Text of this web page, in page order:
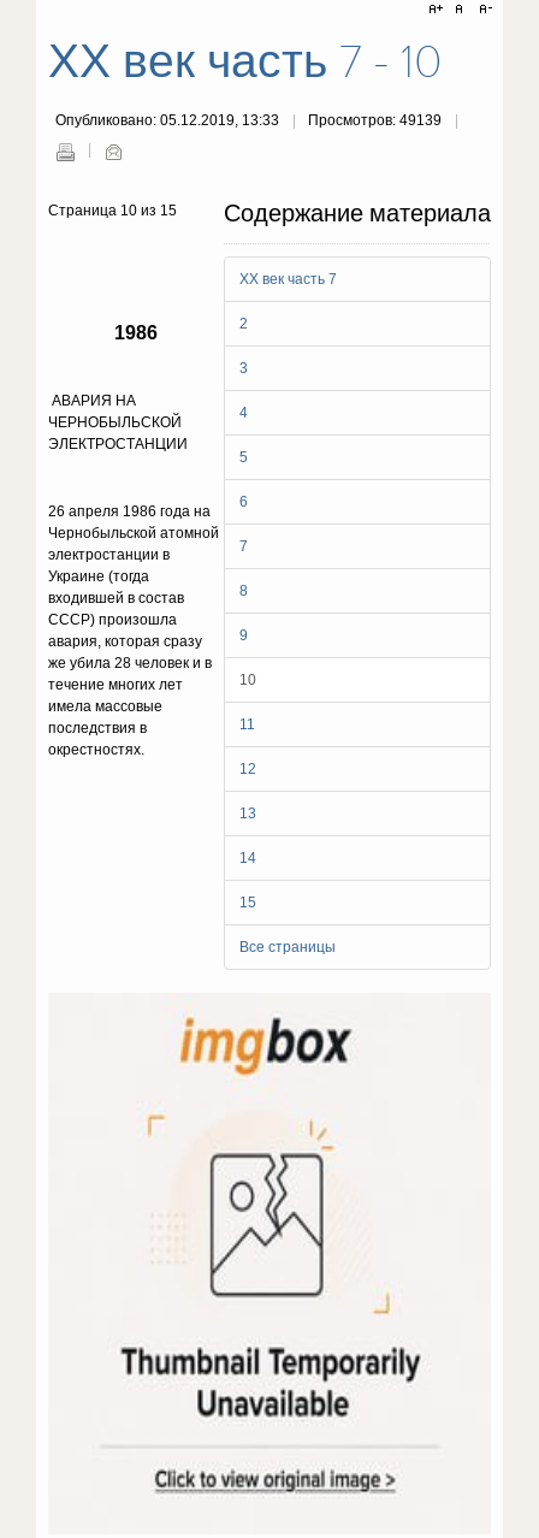
ХХ век часть 7 - 10
Опубликовано: 05.12.2019, 13:33 Просмотров: 49139
Содержание материала
ХХ век часть 7
2
3
4
5
6
7
8
9
10
11
12
13
14
15
Все страницы
Страница 10 из 15
1986
АВАРИЯ НА
ЧЕРНОБЫЛЬСКОЙ
ЭЛЕКТРОСТАНЦИИ
26 апреля 1986 года на
Чернобыльской атомной
электростанции в
Украине (тогда
входившей в состав
CCCР) произошла
авария, которая сразу
же убила 28 человек и в
течение многих лет
имела массовые
последствия в
окрестностях.